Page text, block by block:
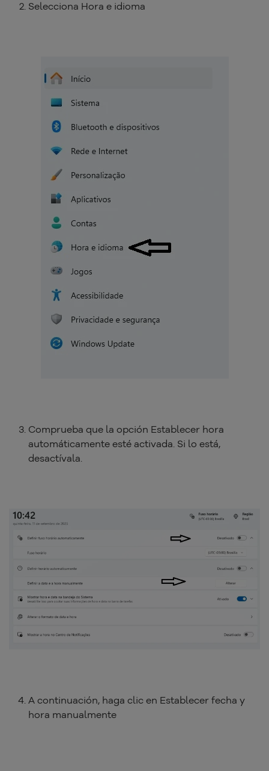
Selecciona Hora e idioma
Comprueba que la opción Establecer hora
automáticamente esté activada. Si lo está,
desactívala.
A continuación, haga clic en Establecer fecha y
hora manualmente